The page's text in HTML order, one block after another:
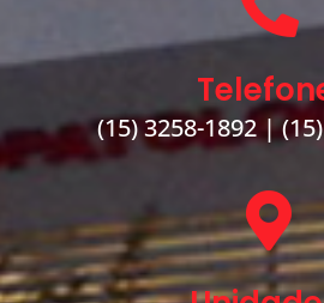
(15) 3258-1892 |